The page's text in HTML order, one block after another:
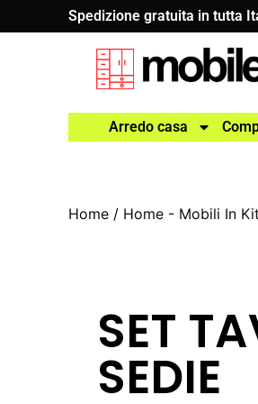
Spedizione gratuita in tutta
Arredo casa
Home / Home - Mobili In Kit
SET
SEDIE